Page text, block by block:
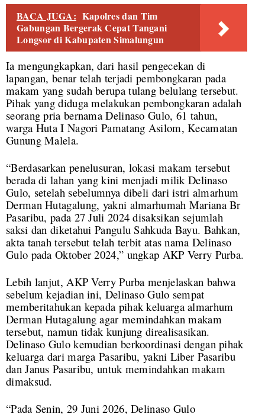
BACA JUGA: Kapolres dan Tim
Gabungan Bergerak Cepat Tangani
Longsor di Kabupaten Simalungun
Ia mengungkapkan, dari hasil pengecekan di
lapangan, benar telah terjadi pembongkaran pada
makam yang sudah berupa tulang belulang tersebut.
Pihak yang diduga melakukan pembongkaran adalah
seorang pria bernama Delinaso Gulo, 61 tahun,
warga Huta I Nagori Pamatang Asilom, Kecamatan
Gunung Malela.
“Berdasarkan penelusuran, lokasi makam tersebut
berada di lahan yang kini menjadi milik Delinaso
Gulo, setelah sebelumnya dibeli dari istri almarhum
Derman Hutagalung, yakni almarhumah Mariana Br
Pasaribu, pada 27 Juli 2024 disaksikan sejumlah
saksi dan diketahui Pangulu Sahkuda Bayu. Bahkan,
akta tanah tersebut telah terbit atas nama Delinaso
Gulo pada Oktober 2024,” ungkap AKP Verry Purba.
Lebih lanjut, AKP Verry Purba menjelaskan bahwa
sebelum kejadian ini, Delinaso Gulo sempat
memberitahukan kepada pihak keluarga almarhum
Derman Hutagalung agar memindahkan makam
tersebut, namun tidak kunjung direalisasikan.
Delinaso Gulo kemudian berkoordinasi dengan pihak
keluarga dari marga Pasaribu, yakni Liber Pasaribu
dan Janus Pasaribu, untuk memindahkan makam
dimaksud.
“Pada Senin, 29 Juni 2026, Delinaso Gulo